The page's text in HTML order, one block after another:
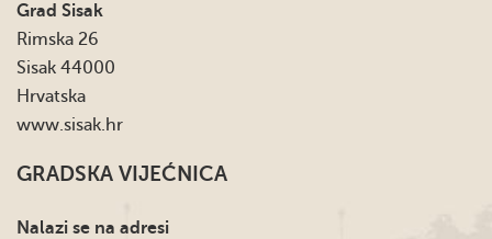
Grad Sisak
Rimska 26
Sisak 44000
Hrvatska
www.sisak.hr
GRADSKA VIJEĆNICA
Nalazi se na adresi